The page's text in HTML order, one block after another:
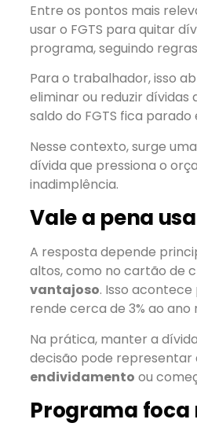
Entre os pontos mais
usar o FGTS para quitar
programa, seguindo
Para o trabalhador, isso
eliminar ou reduzir dívidas
saldo do FGTS fica
Nesse contexto, surge
dívida que pressiona o
inadimplência.
Vale a pena
A resposta depende
altos, como no cartão de
vantajoso. Isso
rende cerca de 3% ao ano
Na prática, manter a
decisão pode
endividamento ou
Programa foca